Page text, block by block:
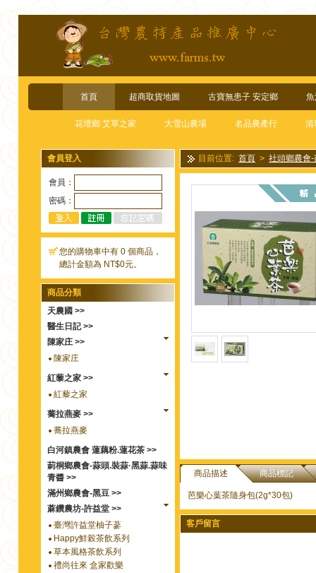
首頁 超商取貨地圖 古寶無患子 安定鄉
花壇鄉 艾草之家 大雪山農場 名品農產行 清
會員登入
會員：
密碼：
您的購物車中有 0 個商品，
總計金額為 NT$0元。
商品分類
天農國 >>
醫生日記 >>
陳家庄 >>
陳家庄
紅藜之家 >>
紅藜之家
蕎拉燕麥 >>
蕎拉燕麥
白河鎮農會 蓮藕粉.蓮花茶 >>
莿桐鄉農會-蒜頭.裝蒜·黑蒜.蒜味
青醬 >>
滿州鄉農會-黑豆 >>
蔴鑽農坊-許益堂 >>
臺灣許益堂柚子蔘
Happy鮮榖茶飲系列
草本風格茶飲系列
禮尚往來 盒家歡樂
目前位置: 首頁 > 社頭鄉農會
商品描述 商品標記
芭樂心葉茶隨身包(2g*30包)
客戶留言